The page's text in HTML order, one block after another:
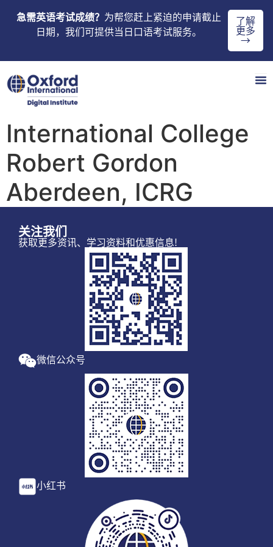
急需英语考试成绩？ 为帮您赶上紧迫的申请截止
日期，我们可提供当日口语考试服务。
了解
更多
→
International College
Robert Gordon
Aberdeen, ICRG
关注我们
获取更多资讯、学习资料和优惠信息!
微信公众号
小红书